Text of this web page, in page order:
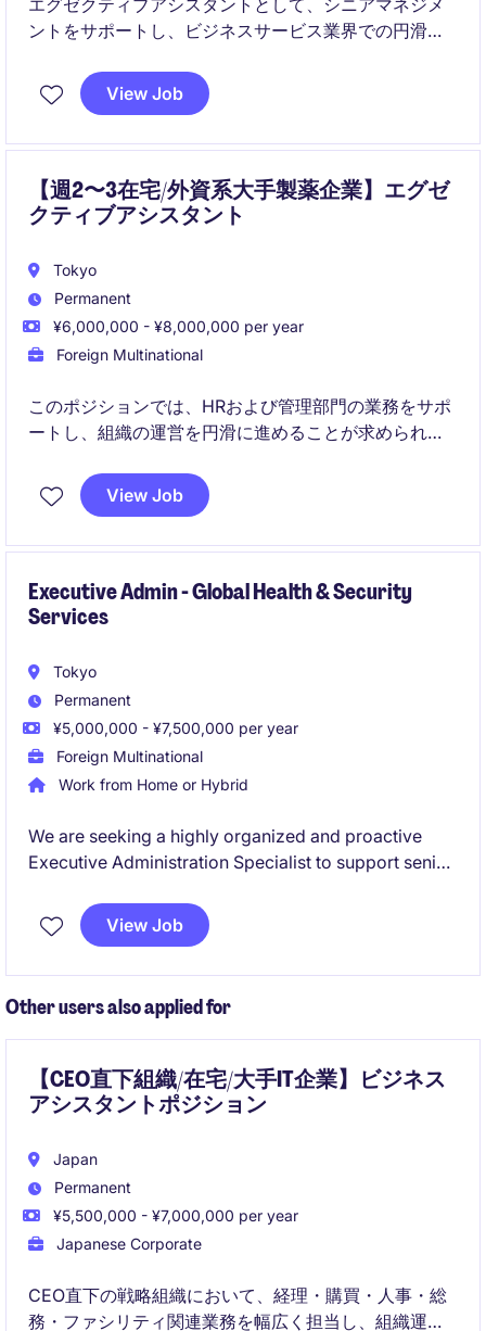
エグゼクティブアシスタントとして、シニアマネジメ
ントをサポートし、ビジネスサービス業界での円滑な
ル管理や調整能力が求められるポジションです。
View Job
【週2〜3在宅/外資系大手製薬企業】エグゼ
クティブアシスタント
Tokyo
Permanent
¥6,000,000 - ¥8,000,000 per year
Foreign Multinational
このポジションでは、HRおよび管理部門の業務をサポ
ートし、組織の運営を円滑に進めることが求められま
指していただきます。
View Job
Executive Admin - Global Health & Security
Services
Tokyo
Permanent
¥5,000,000 - ¥7,500,000 per year
Foreign Multinational
Work from Home or Hybrid
We are seeking a highly organized and proactive
Executive Administration Specialist to support senior
crucial part in ensuring smooth executive operations,
managing administrative functions, and facilitating
View Job
Other users also applied for
【CEO直下組織/在宅/大手IT企業】ビジネス
アシスタントポジション
Japan
Permanent
¥5,500,000 - ¥7,000,000 per year
Japanese Corporate
CEO直下の戦略組織において、経理・購買・人事・総
務・ファシリティ関連業務を幅広く担当し、組織運営